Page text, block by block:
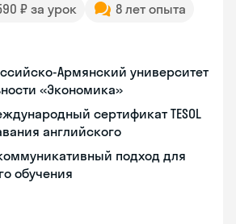
₽ за урок
8 лет опыта
Армянский университет
«Экономика»
сертификат TESOL
английского
подход для
обучения